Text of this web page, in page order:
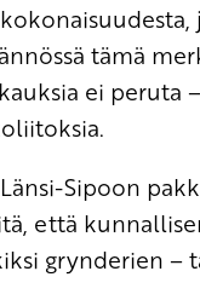
tämä
ei peruta
Sipoon
että
grynderien –